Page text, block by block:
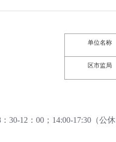
单位名称
区市监局
30-12：00；14:00-17:30（公